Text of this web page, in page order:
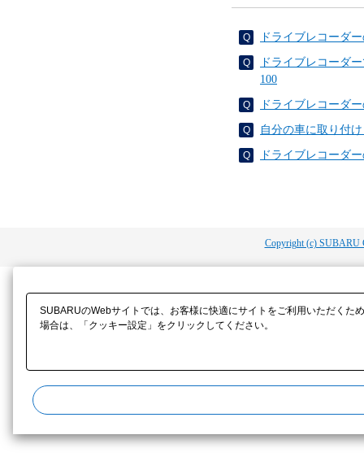
ドライブレコーダ
ドライブレコーダ
100
ドライブレコーダ
自分の車に取り付
ドライブレコーダ
Copyright (c) SUBARU
SUBARUのWebサイトでは、お客様に快適にサイトをご利用いただく
場合は、「クッキー設定」をクリックしてください。​